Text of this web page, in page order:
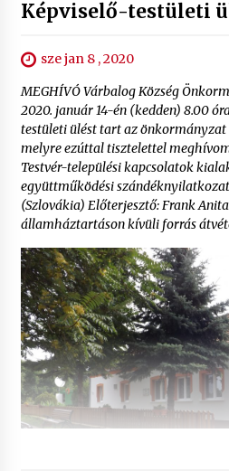
Képviselő-testületi
sze jan 8 , 2020
MEGHÍVÓ Várbalog Község
2020. január 14-én (kedden) 8.00
testületi ülést tart az önkormányzat
melyre ezúttal tisztelettel
Testvér-települési kapcsolatok
együttműködési
(Szlovákia) Előterjesztő: Frank
államháztartáson kívüli forrás